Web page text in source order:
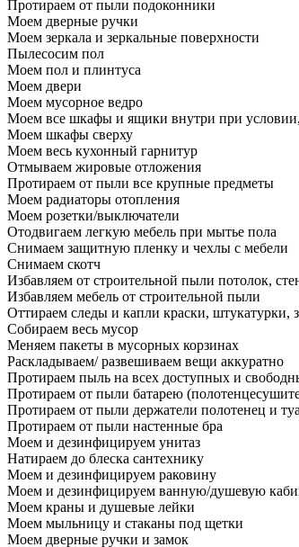
Протираем от пыли подоконники
Моем дверные ручки
Моем зеркала и зеркальные поверхности
Пылесосим пол
Моем пол и плинтуса
Моем двери
Моем мусорное ведро
Моем все шкафы и ящики внутри при
Моем шкафы сверху
Моем весь кухонный гарнитур
Отмываем жировые отложения
Протираем от пыли все крупные предметы
Моем радиаторы отопления
Моем розетки/выключатели
Отодвигаем легкую мебель при мытье пола
Снимаем защитную пленку и чехлы с мебели
Снимаем скотч
Избавляем от строительной пыли потолок,
Избавляем мебель от строительной пыли
Оттираем следы и капли краски, штукатурки,
Собираем весь мусор
Меняем пакеты в мусорных корзинах
Раскладываем/ развешиваем вещи аккуратно
Протираем пыль на всех доступных и
Протираем от пыли батарею
Протираем от пыли держатели полотенец и
Протираем от пыли настенные бра
Моем и дезинфицируем унитаз
Натираем до блеска сантехнику
Моем и дезинфицируем раковину
Моем и дезинфицируем ванную/душевую
Моем краны и душевые лейки
Моем мыльницу и стаканы под щетки
Моем дверные ручки и замок